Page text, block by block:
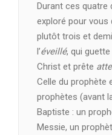
Durant ces quatre
exploré pour vous
plutôt trois et
l’éveillé, qui guette
Christ et prête
Celle du prophète
prophètes (avant
Baptiste : un
Messie, un